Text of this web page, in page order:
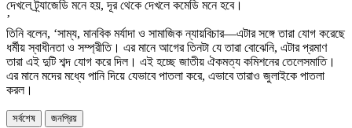
দেখলে ট্র্যাজেডি মনে হয়, দূর থেকে দেখলে কমেডি মনে হবে।
’
তিনি বলেন, ‘সাম্য, মানবিক মর্যাদা ও সামাজিক ন্যায়বিচার—এটার সঙ্গে তারা যোগ করেছে
ধর্মীয় স্বাধীনতা ও সম্প্রীতি। এর মানে আগের তিনটা যে তারা বোঝেনি, এটার প্রমাণ
তারা এই দুটি শব্দ যোগ করে দিল। এই হচ্ছে জাতীয় ঐকমত্য কমিশনের তেলেসমাতি।
এর মানে মদের মধ্যে পানি দিয়ে যেভাবে পাতলা করে, এভাবে তারাও জুলাইকে পাতলা
করল।
সর্বশেষ জনপ্রিয়